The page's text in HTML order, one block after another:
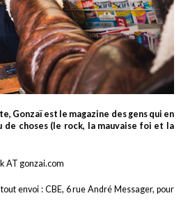
Gonzaï est le magazine des gens qui en
de choses (le rock, la mauvaise foi et la
AT gonzai.com
envoi : CBE, 6 rue André Messager, pour